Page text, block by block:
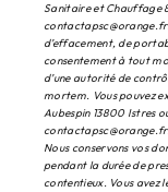
Sanitaire et Chauffage
d’effacement, de
consentement à tout
d’une autorité de
mortem. Vous pouvez
Aubespin 13800 Istres
Nous conservons vos
pendant la durée de
contentieux. Vous avez